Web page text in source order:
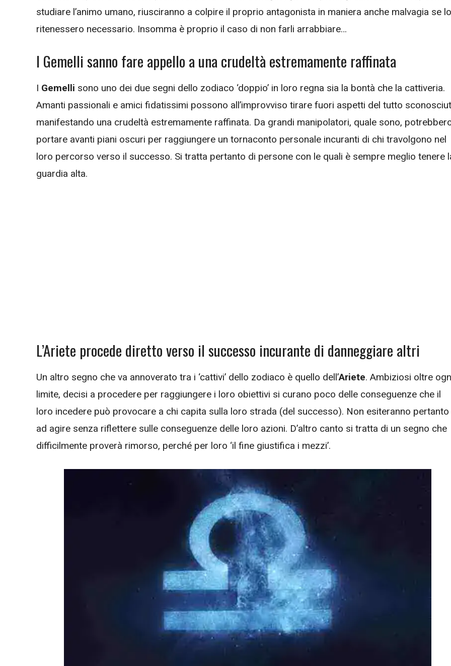
studiare l’animo umano, riusciranno a colpire il proprio antagonista in maniera anche malvagia se lo
ritenessero necessario. Insomma è proprio il caso di non farli arrabbiare…
I Gemelli sanno fare appello a una crudeltà estremamente raffinata
I Gemelli sono uno dei due segni dello zodiaco ‘doppio’ in loro regna sia la bontà che la cattiveria.
Amanti passionali e amici fidatissimi possono all’improvviso tirare fuori aspetti del tutto
manifestando una crudeltà estremamente raffinata. Da grandi manipolatori, quale sono,
portare avanti piani oscuri per raggiungere un tornaconto personale incuranti di chi travolgono nel
loro percorso verso il successo. Si tratta pertanto di persone con le quali è sempre meglio tenere
guardia alta.
L’Ariete procede diretto verso il successo incurante di danneggiare altri
Un altro segno che va annoverato tra i ‘cattivi’ dello zodiaco è quello dell’Ariete. Ambiziosi oltre
limite, decisi a procedere per raggiungere i loro obiettivi si curano poco delle conseguenze che il
loro incedere può provocare a chi capita sulla loro strada (del successo). Non esiteranno pertanto
ad agire senza riflettere sulle conseguenze delle loro azioni. D’altro canto si tratta di un segno che
difficilmente proverà rimorso, perché per loro ‘il fine giustifica i mezzi’.